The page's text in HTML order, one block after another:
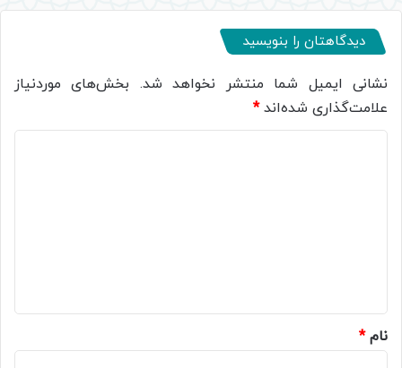
دیدگاهتان را بنویسید
نشانی ایمیل شما منتشر نخواهد شد. بخش‌های موردنیاز
علامت‌گذاری شده‌اند*
نام*